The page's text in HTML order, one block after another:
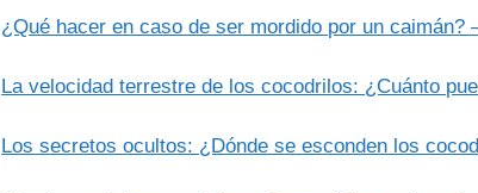
¿Qué hacer en caso de ser mordido por un caimán?
La velocidad terrestre de los cocodrilos: ¿Cuánto
Los secretos ocultos: ¿Dónde se esconden los